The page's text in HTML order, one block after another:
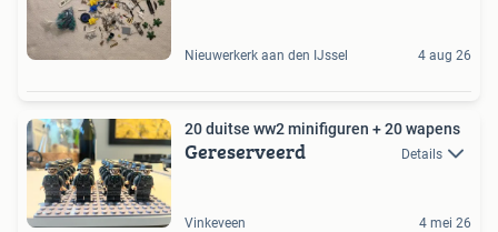
Nieuwerkerk aan den IJssel 4 aug 26
20 duitse ww2 minifiguren + 20 wapens
Gereserveerd Details
Vinkeveen 4 mei 26